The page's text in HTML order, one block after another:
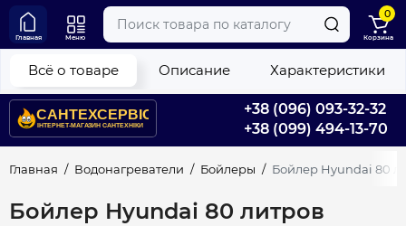
+38 (096) 093-32-32
+38 (099) 494-13-70
Главная Меню
0
Корзина
Главная Водонагреватели Бойлеры Бойлер Hyundai 80
Бойлер Hyundai 80 литров
Всё о товаре Описание Характеристики